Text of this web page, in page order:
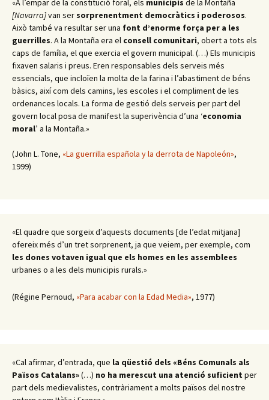
[Navarra]van ser sorprenentment democràtics i poderosos.
Això també va resultar ser una font d’enorme força per a les
guerrilles. A la Montaña era el consell comunitari, obert a tots els
caps de família, el que exercia el govern municipal. (…) Els municipis
fixaven salaris i preus. Eren responsables dels serveis més
essencials, que incloïen la molta de la farina i l’abastiment de béns
bàsics, així com dels camins, les escoles i el compliment de les
ordenances locals. La forma de gestió dels serveis per part del
govern local posa de manifest la superivència d’una ‘economia
moral’ a la Montaña.»
(John L. Tone, «La guerrilla española y la derrota de Napoleón»,
1999)
«El quadre que sorgeix d’aquests documents [de l’edat mitjana]
ofereix més d’un tret sorprenent, ja que veiem, per exemple, com
les dones votaven igual que els homes en les assemblees
urbanes o a les dels municipis rurals.»
(Régine Pernoud, «Para acabar con la Edad Media», 1977)
«Cal afirmar, d’entrada, que la qüestió dels «Béns Comunals als
Països Catalans»(…) no ha merescut una atenció suficient per
part dels medievalistes, contràriament a molts països del nostre